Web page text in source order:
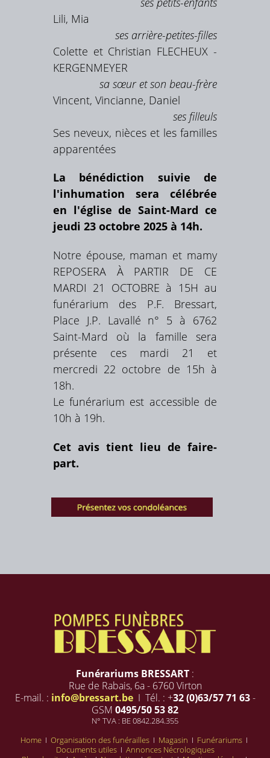
Lili, Mia
ses arrière-petites-filles
Colette et Christian FLECHEUX -
KERGENMEYER
sa sœur et son beau-frère
Vincent, Vincianne, Daniel
ses filleuls
Ses neveux, nièces et les familles
apparentées
La bénédiction suivie de
l'inhumation sera célébrée
en l'église de Saint-Mard ce
jeudi 23 octobre 2025 à 14h.
Notre épouse, maman et mamy
REPOSERA À PARTIR DE CE
MARDI 21 OCTOBRE à 15H au
funérarium des P.F. Bressart,
Place J.P. Lavallé n° 5 à 6762
Saint-Mard où la famille sera
présente ces mardi 21 et
mercredi 22 octobre de 15h à
18h.
Le funérarium est accessible de
10h à 19h.
Cet avis tient lieu de faire-
part.
Funérariums BRESSART :
Rue de Rabais, 6a - 6760 Virton
E-mail. : info@bressart.beI Tél. : +32 (0)63/57 71 63-
GSM 0495/50 53 82
N° TVA : BE 0842.284.355
Home I Organisation des funérailles I Magasin I Funérariums I
Documents utiles I Annonces Nécrologiques